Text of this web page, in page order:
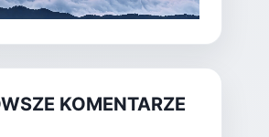
KOMENTARZE